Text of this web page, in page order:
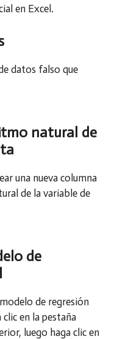
en Excel.
datos falso que
natural de
una nueva columna
de la variable de
de
de regresión
en la pestaña
luego haga clic en